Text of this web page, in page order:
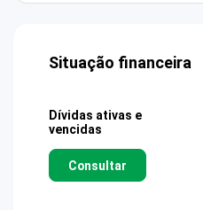
Situação financeira
Dívidas ativas e
vencidas
Consultar